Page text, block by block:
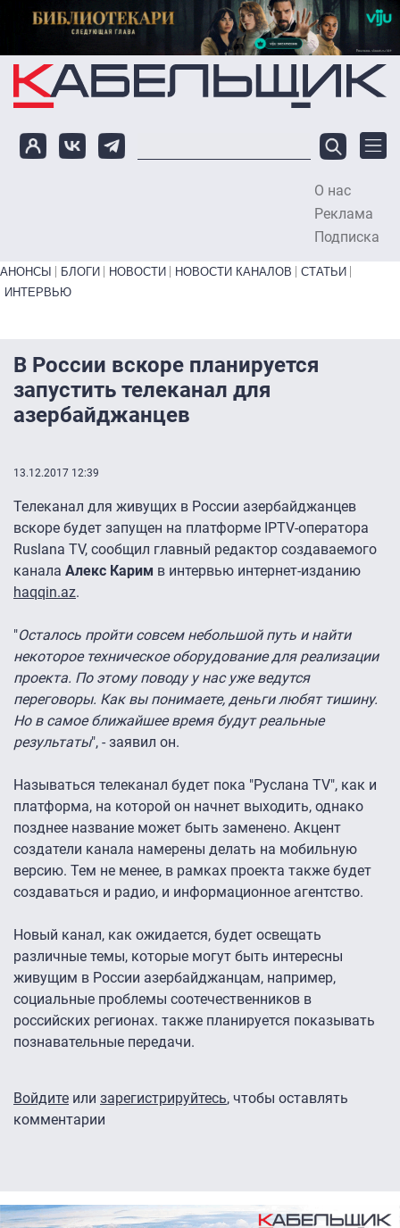
Перейти к основному содержанию
О нас
Реклама
Подписка
Primary links bottom
АНОНСЫ БЛОГИ НОВОСТИ НОВОСТИ КАНАЛОВ
СТАТЬИ
ИНТЕРВЬЮ
В России вскоре планируется
запустить телеканал для
азербайджанцев
13.12.2017 12:39
Телеканал для живущих в России азербайджанцев
вскоре будет запущен на платформе IPTV-оператора
Ruslana TV, сообщил главный редактор создаваемого
канала Алекс Карим в интервью интернет-изданию
haqqin.az.
"Осталось пройти совсем небольшой путь и найти
некоторое техническое оборудование для реализации
проекта. По этому поводу у нас уже ведутся
переговоры. Как вы понимаете, деньги любят тишину.
Но в самое ближайшее время будут реальные
результаты", - заявил он.
Называться телеканал будет пока "Руслана TV", как и
платформа, на которой он начнет выходить, однако
позднее название может быть заменено. Акцент
создатели канала намерены делать на мобильную
версию. Тем не менее, в рамках проекта также будет
создаваться и радио, и информационное агентство.
Новый канал, как ожидается, будет освещать
различные темы, которые могут быть интересны
живущим в России азербайджанцам, например,
социальные проблемы соотечественников в
российских регионах. также планируется показывать
познавательные передачи.
Войдите или зарегистрируйтесь, чтобы оставлять
комментарии